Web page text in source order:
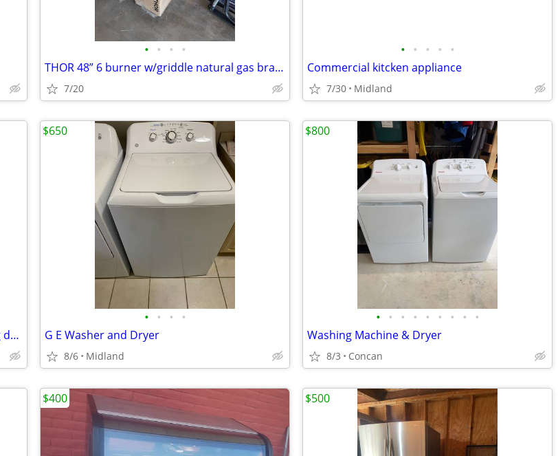
• • • •
THOR 48” 6 burner w/griddle natural gas brand new range top
7/20
• • • • •
Commercial kitcken appliance
7/30 Midland
Samsung washing machine (and matching dryer)
• • • •
G E Washer and Dryer
8/6 Midland
$650
• • • • • • • • •
Washing Machine & Dryer
8/3 Concan
$800
$400 $500